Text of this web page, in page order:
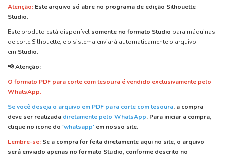
Atenção: Este arquivo só abre no programa de edição Silhouette
Studio.
Este produto está disponível somente no formato Studio para máquinas
de corte Silhouette, e o sistema enviará automaticamente o arquivo
em Studio.
📢 Atenção:
O formato PDF para corte com tesoura é vendido exclusivamente pelo
WhatsApp.
Se você deseja o arquivo em PDF para corte com tesoura, a compra
deve ser realizada diretamente pelo WhatsApp. Para iniciar a compra,
clique no icone do 'whatsapp' em nosso site.
Lembre-se: Se a compra for feita diretamente aqui no site, o arquivo
será enviado apenas no formato Studio, conforme descrito no